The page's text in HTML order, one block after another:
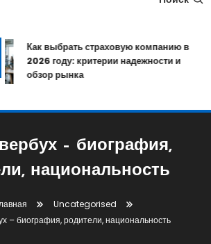
Как выбрать страховую компанию в
2026 году: критерии надежности и
обзор рынка
– биография,
национальность
Uncategorised
– биография, родители, национальность